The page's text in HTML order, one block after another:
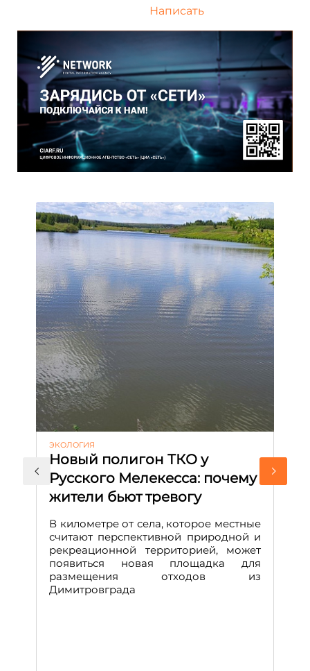
Написать
ЭКОЛОГИЯ
Новый полигон ТКО у
Русского Мелекесса: почему
жители бьют тревогу
В километре от села, которое местные
считают перспективной природной и
рекреационной территорией, может
появиться новая площадка для
размещения отходов из
Димитровграда